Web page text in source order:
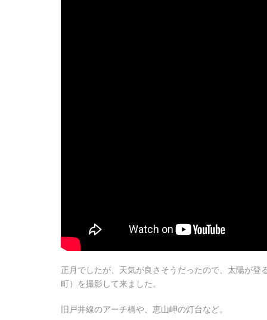
正月でしたが、天気が良さそうだったので、太陽が
町）を撮影して来ました。
旧戸井線のアーチ橋や、恵山岬の灯台など。